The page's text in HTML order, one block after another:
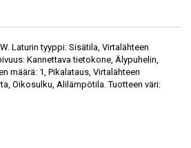
Laturin tyyppi: Sisätila, Virtalähteen
Kannettava tietokone, Älypuhelin,
määrä: 1, Pikalataus, Virtalähteen
Oikosulku, Alilämpötila. Tuotteen väri: